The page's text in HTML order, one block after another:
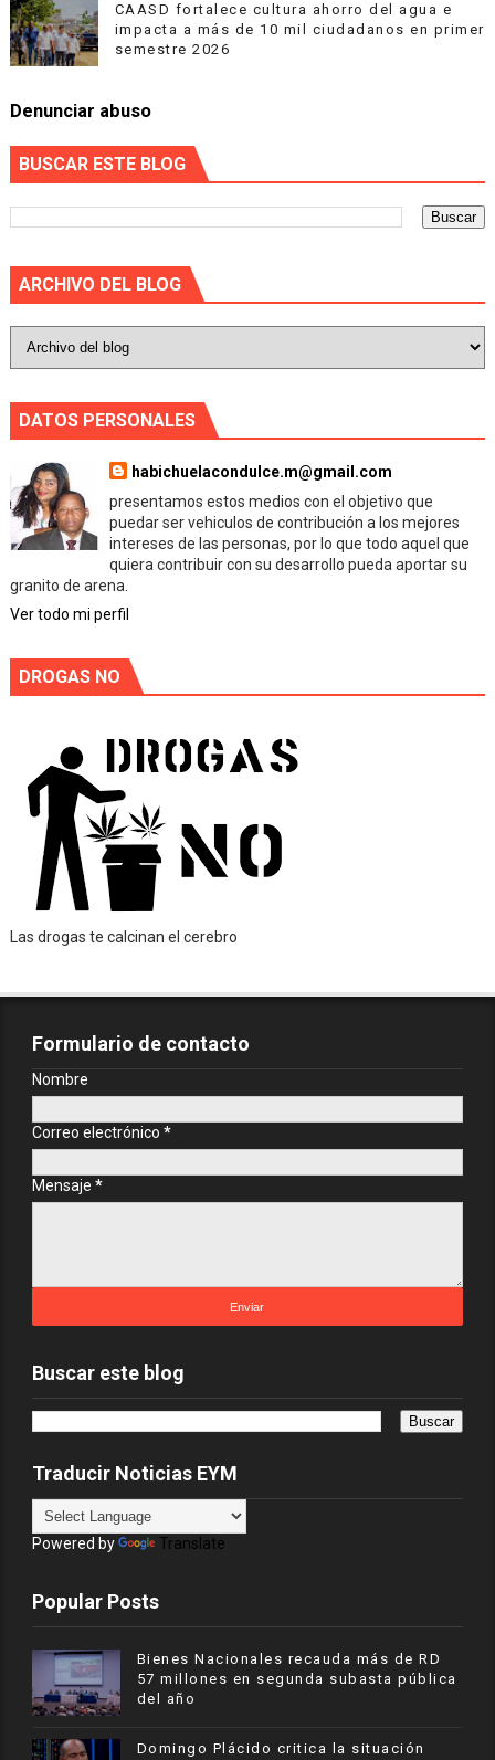
CAASD fortalece cultura ahorro del agua e
impacta a más de 10 mil ciudadanos en primer
semestre 2026
Denunciar abuso
BUSCAR ESTE BLOG
ARCHIVO DEL BLOG
DATOS PERSONALES
habichuelacondulce.m@gmail.com
presentamos estos medios con el objetivo que
puedar ser vehiculos de contribución a los mejores
intereses de las personas, por lo que todo aquel que
quiera contribuir con su desarrollo pueda aportar su
granito de arena.
Ver todo mi perfil
DROGAS NO
Las drogas te calcinan el cerebro
Formulario de contacto
Nombre
Correo electrónico *
Mensaje *
Buscar este blog
Traducir Noticias EYM
Powered by Translate
Popular Posts
Bienes Nacionales recauda más de RD
57 millones en segunda subasta pública
del año
​Domingo Plácido critica la situación